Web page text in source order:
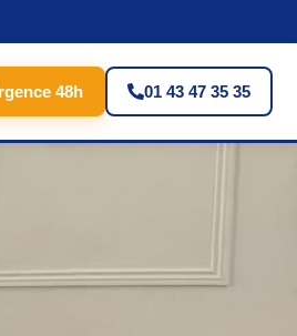
48h 01 43 47 35 35